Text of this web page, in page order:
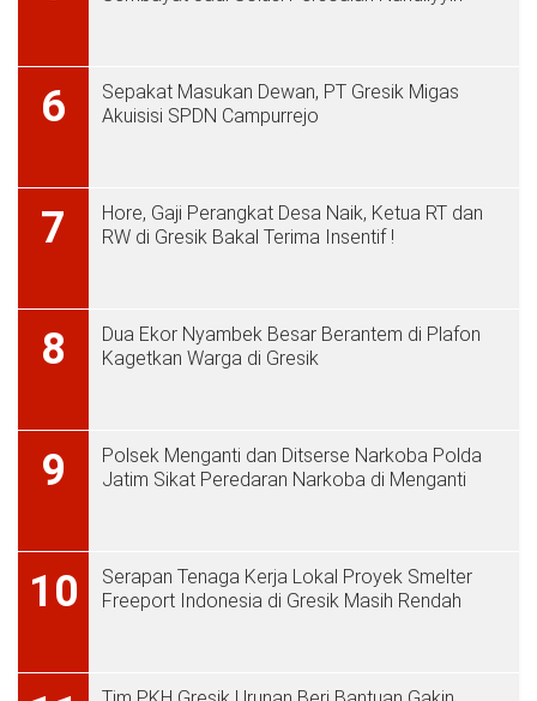
6
Sepakat Masukan Dewan, PT Gresik Migas
Akuisisi SPDN Campurrejo
7
Hore, Gaji Perangkat Desa Naik, Ketua RT dan
RW di Gresik Bakal Terima Insentif !
8
Dua Ekor Nyambek Besar Berantem di Plafon
Kagetkan Warga di Gresik
9
Polsek Menganti dan Ditserse Narkoba Polda
Jatim Sikat Peredaran Narkoba di Menganti
10
Serapan Tenaga Kerja Lokal Proyek Smelter
Freeport Indonesia di Gresik Masih Rendah